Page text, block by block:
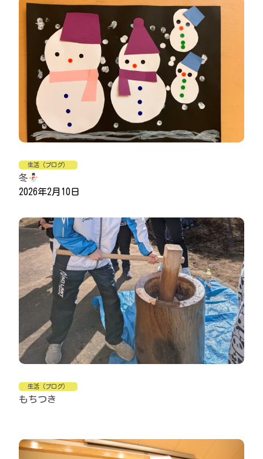
生活（ブログ）
冬
2026年2月10日
生活（ブログ）
もちつき